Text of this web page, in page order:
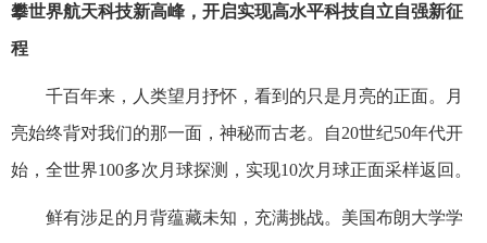
攀世界航天科技新高峰，开启实现高水平科技自立自强新征
程
千百年来，人类望月抒怀，看到的只是月亮的正面。月
亮始终背对我们的那一面，神秘而古老。自20世纪50年代开
始，全世界100多次月球探测，实现10次月球正面采样返回。
鲜有涉足的月背蕴藏未知，充满挑战。美国布朗大学学